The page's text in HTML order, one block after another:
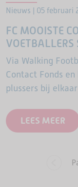
Nieuws | 05 februari
FC MOOISTE
FOOTBALL
Via Walking
Contact Fonds
plussers bij
LEES MEER